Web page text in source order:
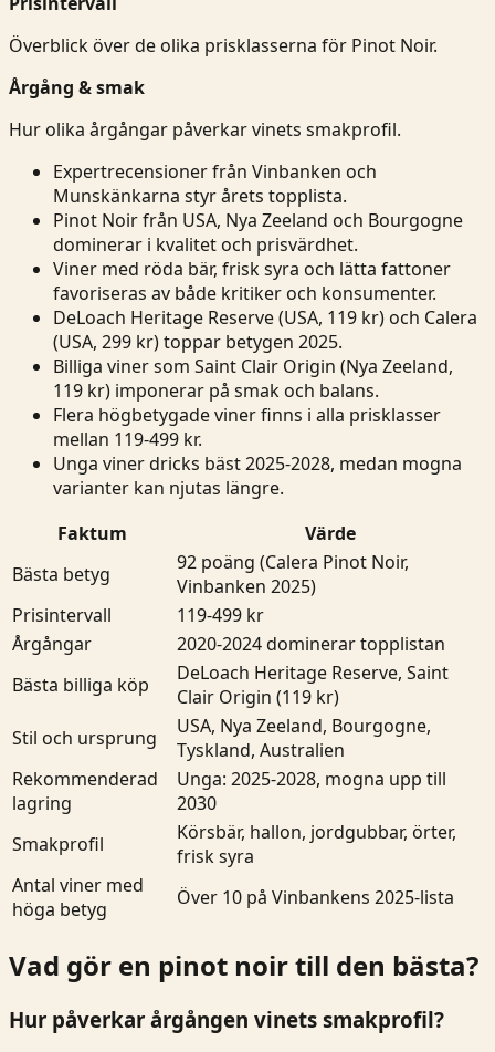
Överblick över de olika prisklasserna för Pinot Noir.
Årgång & smak
Hur olika årgångar påverkar vinets smakprofil.
Expertrecensioner från Vinbanken och
Munskänkarna styr årets topplista.
Pinot Noir från USA, Nya Zeeland och Bourgogne
dominerar i kvalitet och prisvärdhet.
Viner med röda bär, frisk syra och lätta fattoner
favoriseras av både kritiker och konsumenter.
DeLoach Heritage Reserve (USA, 119 kr) och Calera
(USA, 299 kr) toppar betygen 2025.
Billiga viner som Saint Clair Origin (Nya Zeeland,
119 kr) imponerar på smak och balans.
Flera högbetygade viner finns i alla prisklasser
mellan 119-499 kr.
Unga viner dricks bäst 2025-2028, medan mogna
varianter kan njutas längre.
Faktum
Värde
Bästa betyg
92 poäng (Calera Pinot Noir,
Vinbanken 2025)
Prisintervall
119-499 kr
Årgångar
2020-2024 dominerar topplistan
Bästa billiga köp
DeLoach Heritage Reserve, Saint
Clair Origin (119 kr)
Stil och ursprung
USA, Nya Zeeland, Bourgogne,
Tyskland, Australien
Rekommenderad
lagring
Unga: 2025-2028, mogna upp till
2030
Smakprofil
Körsbär, hallon, jordgubbar, örter,
frisk syra
Antal viner med
höga betyg
Över 10 på Vinbankens 2025-lista
Vad gör en pinot noir till den bästa?
Hur påverkar årgången vinets smakprofil?